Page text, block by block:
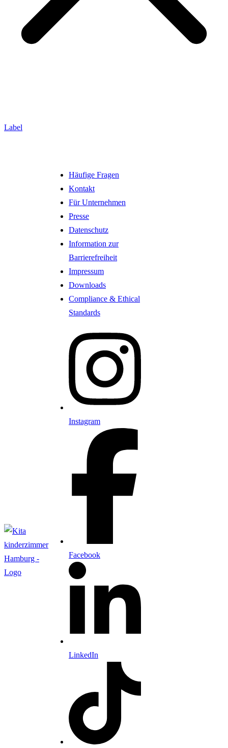
Label
Häufige Fragen
Kontakt
Für Unternehmen
Presse
Datenschutz
Information zur
Barrierefreiheit
Impressum
Downloads
Compliance & Ethical
Standards
Instagram
Facebook
LinkedIn